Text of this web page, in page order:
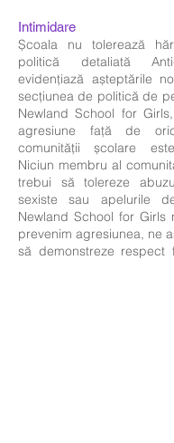
Intimidare
Școala nu tolerează
politică detaliată
evidențiază așteptările
secțiunea de politică de
Newland School for
agresiune față de
comunității școlare
Niciun membru al
trebui să tolereze
sexiste sau apelurile
Newland School for Girls
prevenim agresiunea, ne
să demonstreze respect